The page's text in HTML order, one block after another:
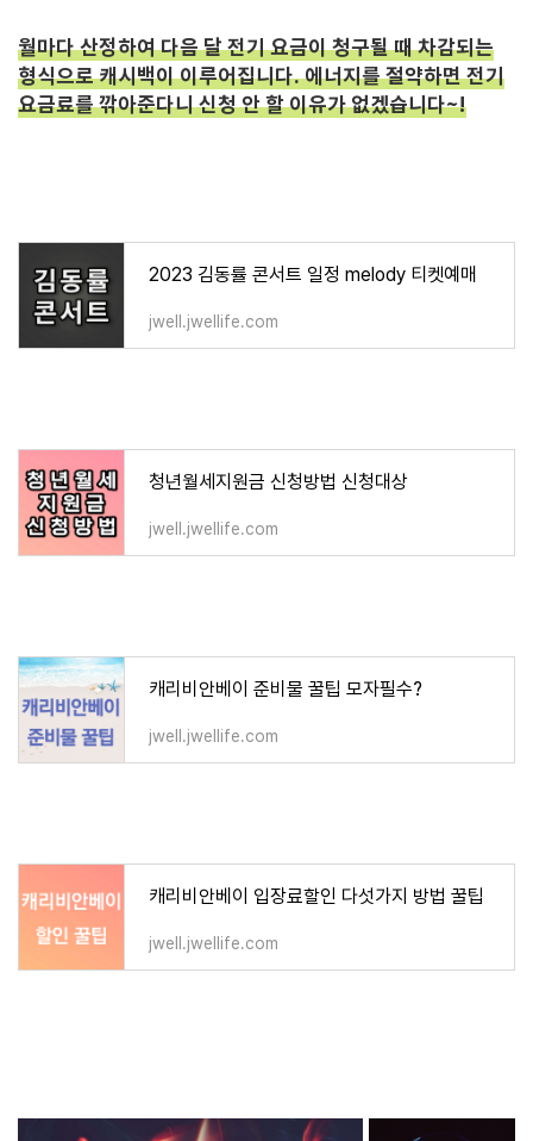
월마다 산정하여 다음 달 전기 요금이 청구될 때 차감되는
형식으로 캐시백이 이루어집니다. 에너지를 절약하면 전기
요금료를 깎아준다니 신청 안 할 이유가 없겠습니다~!
2023 김동률 콘서트 일정 melody 티켓예매
jwell.jwellife.com
청년월세지원금 신청방법 신청대상
jwell.jwellife.com
캐리비안베이 준비물 꿀팁 모자필수?
jwell.jwellife.com
캐리비안베이 입장료할인 다섯가지 방법 꿀팁
jwell.jwellife.com